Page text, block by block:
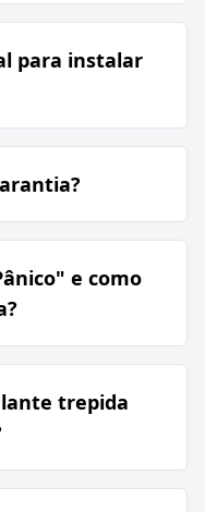
para instalar
e como
trepida